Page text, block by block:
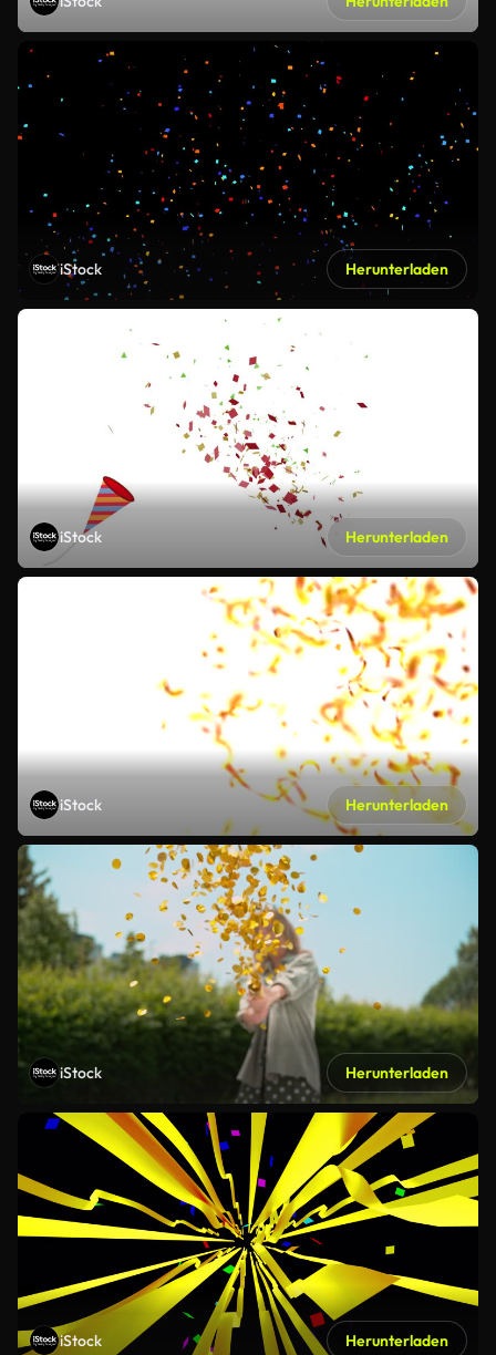
iStock Herunterladen
iStock Herunterladen
iStock Herunterladen
iStock Herunterladen
iStock Herunterladen